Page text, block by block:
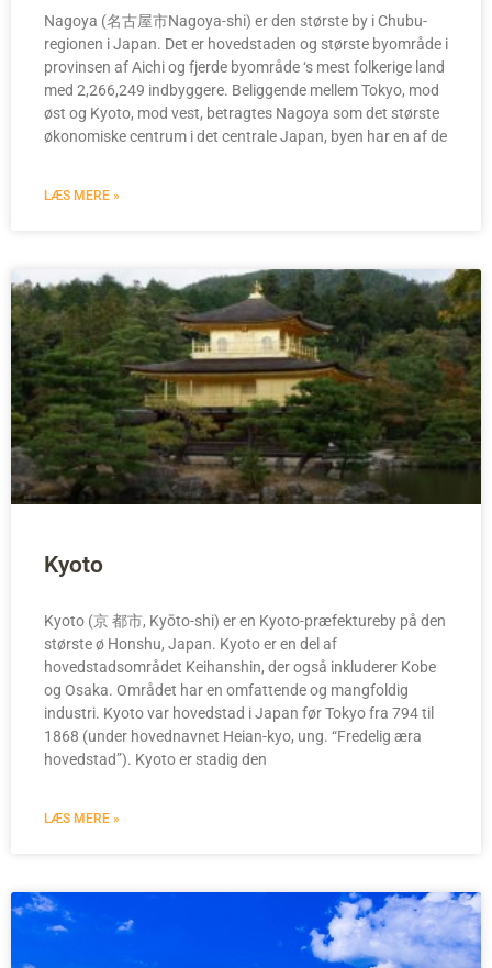
Nagoya (名古屋市Nagoya-shi) er den største by i Chubu-
regionen i Japan. Det er hovedstaden og største byområde i
provinsen af Aichi og fjerde byområde ‘s mest folkerige land
med 2,266,249 indbyggere. Beliggende mellem Tokyo, mod
øst og Kyoto, mod vest, betragtes Nagoya som det største
økonomiske centrum i det centrale Japan, byen har en af de
LÆS MERE »
Kyoto
Kyoto (京 都市, Kyōto-shi) er en Kyoto-præfektureby på den
største ø Honshu, Japan. Kyoto er en del af
hovedstadsområdet Keihanshin, der også inkluderer Kobe
og Osaka. Området har en omfattende og mangfoldig
industri. Kyoto var hovedstad i Japan før Tokyo fra 794 til
1868 (under hovednavnet Heian-kyo, ung. “Fredelig æra
hovedstad”). Kyoto er stadig den
LÆS MERE »